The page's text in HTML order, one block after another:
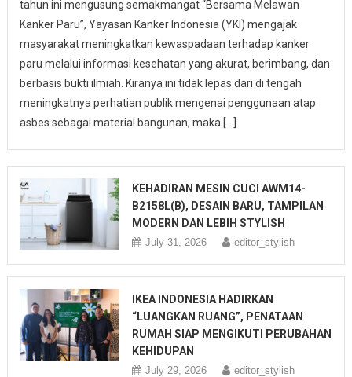
tahun ini mengusung semakmangat “Bersama Melawan
Kanker Paru”, Yayasan Kanker Indonesia (YKI) mengajak
masyarakat meningkatkan kewaspadaan terhadap kanker
paru melalui informasi kesehatan yang akurat, berimbang, dan
berbasis bukti ilmiah. Kiranya ini tidak lepas dari di tengah
meningkatnya perhatian publik mengenai penggunaan atap
asbes sebagai material bangunan, maka […]
KEHADIRAN MESIN CUCI AWM14-
B2158L(B), DESAIN BARU, TAMPILAN
MODERN DAN LEBIH STYLISH
July 31, 2026 editor_stylish
IKEA INDONESIA HADIRKAN
“LUANGKAN RUANG”, PENATAAN
RUMAH SIAP MENGIKUTI PERUBAHAN
KEHIDUPAN
July 29, 2026 editor_stylish